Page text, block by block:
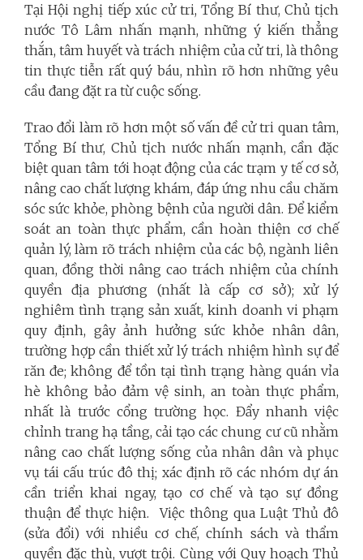
Tại Hội nghị tiếp xúc cử tri, Tổng Bí thư, Chủ tịch
nước Tô Lâm nhấn mạnh, những ý kiến thẳng
thắn, tâm huyết và trách nhiệm của cử tri, là thông
tin thực tiễn rất quý báu, nhìn rõ hơn những yêu
cầu đang đặt ra từ cuộc sống.
Trao đổi làm rõ hơn một số vấn đề cử tri quan tâm,
Tổng Bí thư, Chủ tịch nước nhấn mạnh, cần đặc
biệt quan tâm tới hoạt động của các trạm y tế cơ sở,
nâng cao chất lượng khám, đáp ứng nhu cầu chăm
sóc sức khỏe, phòng bệnh của người dân. Để kiểm
soát an toàn thực phẩm, cần hoàn thiện cơ chế
quản lý, làm rõ trách nhiệm của các bộ, ngành liên
quan, đồng thời nâng cao trách nhiệm của chính
quyền địa phương (nhất là cấp cơ sở); xử lý
nghiêm tình trạng sản xuất, kinh doanh vi phạm
quy định, gây ảnh hưởng sức khỏe nhân dân,
trường hợp cần thiết xử lý trách nhiệm hình sự để
răn đe; không để tồn tại tình trạng hàng quán vỉa
hè không bảo đảm vệ sinh, an toàn thực phẩm,
nhất là trước cổng trường học. Đẩy nhanh việc
chỉnh trang hạ tầng, cải tạo các chung cư cũ nhằm
nâng cao chất lượng sống của nhân dân và phục
vụ tái cấu trúc đô thị; xác định rõ các nhóm dự án
cần triển khai ngay, tạo cơ chế và tạo sự đồng
thuận để thực hiện.
Việc thông qua Luật Thủ đô
(sửa đổi) với nhiều cơ chế, chính sách và thẩm
quyền đặc thù, vượt trội. Cùng với Quy hoạch Thủ